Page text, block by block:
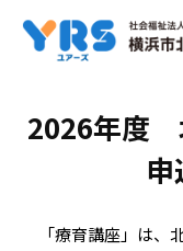
就
2026年度
「療育講座」は、